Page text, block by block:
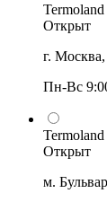
Открыт
г.
Пн-Вс
Открыт
м.